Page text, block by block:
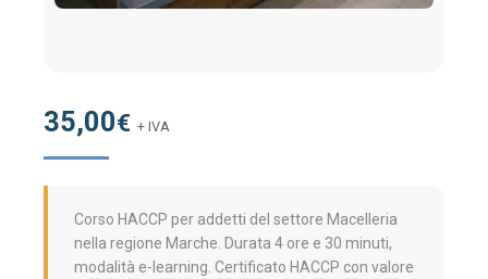
35,00€ + IVA
Corso HACCP per addetti del settore Macelleria
nella regione Marche. Durata 4 ore e 30 minuti,
modalità e-learning. Certificato HACCP con valore